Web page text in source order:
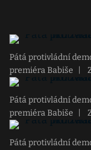
Pátá protivládní
premiéra Babiše
Pátá protivládní
premiéra Babiše
Pátá protivládní